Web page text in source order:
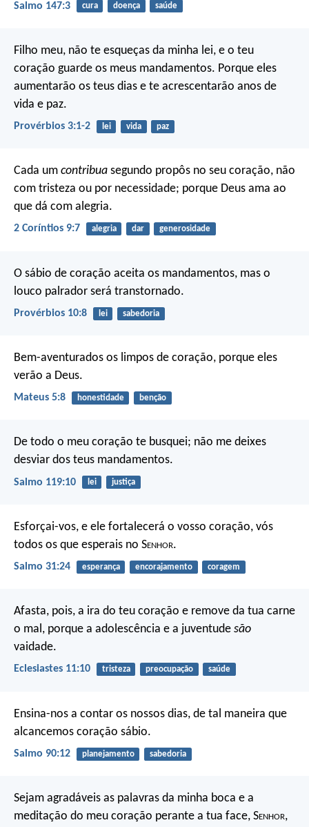
Salmo 147:3 cura doença saúde
Filho meu, não te esqueças da minha lei, e o teu
coração guarde os meus mandamentos. Porque eles
aumentarão os teus dias e te acrescentarão anos de
vida e paz.
Provérbios 3:1-2 lei vida paz
Cada um contribua segundo propôs no seu coração, não
com tristeza ou por necessidade; porque Deus ama ao
que dá com alegria.
2 Coríntios 9:7 alegria dar generosidade
O sábio de coração aceita os mandamentos, mas o
louco palrador será transtornado.
Provérbios 10:8 lei sabedoria
Bem-aventurados os limpos de coração, porque eles
verão a Deus.
Mateus 5:8 honestidade benção
De todo o meu coração te busquei; não me deixes
desviar dos teus mandamentos.
Salmo 119:10 lei justiça
Esforçai-vos, e ele fortalecerá o vosso coração, vós
todos os que esperais no Senhor.
Salmo 31:24 esperança encorajamento coragem
Afasta, pois, a ira do teu coração e remove da tua carne
o mal, porque a adolescência e a juventude são
vaidade.
Eclesiastes 11:10 tristeza preocupação saúde
Ensina-nos a contar os nossos dias, de tal maneira que
alcancemos coração sábio.
Salmo 90:12 planejamento sabedoria
Sejam agradáveis as palavras da minha boca e a
meditação do meu coração perante a tua face, Senhor,